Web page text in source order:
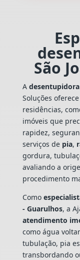
São
A desentupidora
Soluções
residências,
imóveis que
rapidez,
serviços de pia,
gordura,
avaliando a
procedimento
Como
- Guarulhos, a
atendimento
como água
tubulação, pia
transbordando